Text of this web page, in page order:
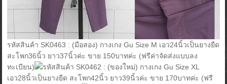
รหัสสินค้า SK0463 : (มือสอง) กางเกง Gu Size M เอว24นิ้วเป็นยางยืด
สะโพก36นิ้ว ยาว37นิ้วค่ะ ขาย 150บาทค่ะ (ฟรีค่าจัดส่งแบบลง
ทะเบียน)
รหัสสินค้า SK0462 : (ของใหม่) กางเกง Gu Size XL
เอว28นิ้วเป็นยางยืด สะโพก42นิ้ว ยาว39นิ้วค่ะ ขาย 170บาทค่ะ (ฟรี